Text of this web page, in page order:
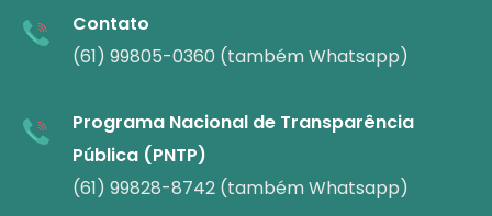
Contato
(61) 99805-0360 (também Whatsapp)
Programa Nacional de Transparência
Pública (PNTP)
(61) 99828-8742 (também Whatsapp)